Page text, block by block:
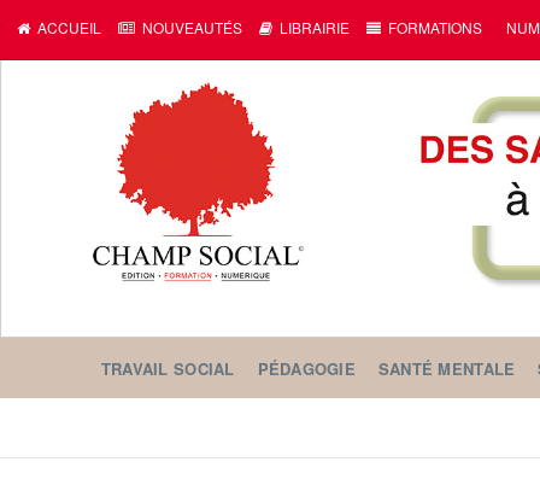
ACCUEIL NOUVEAUTÉS LIBRAIRIE FORMATIONS
TRAVAIL SOCIAL PÉDAGOGIE SANTÉ MENTALE